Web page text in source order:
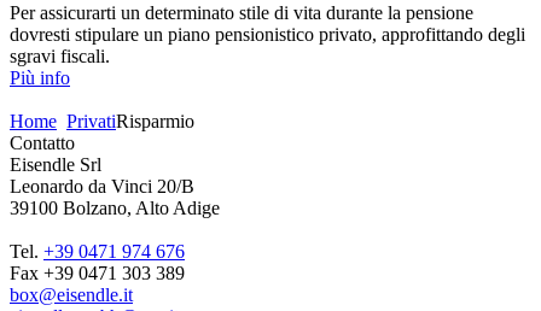
Per assicurarti un determinato stile di vita durante la pensione
dovresti stipulare un piano pensionistico privato, approfittando degli
sgravi fiscali.
Più info
Home PrivatiRisparmio
Contatto
Eisendle Srl
Leonardo da Vinci 20/B
39100 Bolzano, Alto Adige
Tel. +39 0471 974 676
Fax +39 0471 303 389
box@eisendle.it